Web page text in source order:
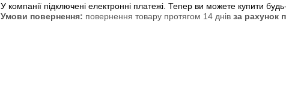
У компанії підключені електронні платежі. Тепер ви можете купити
повернення товару протягом 14 днів за рахунок